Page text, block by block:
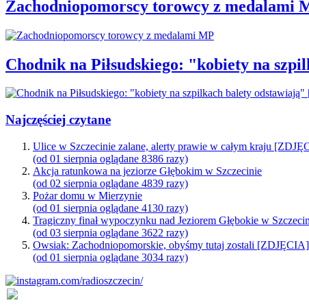
Zachodniopomorscy torowcy z medalami
Chodnik na Piłsudskiego: "kobiety na
Najczęściej czytane
Ulice w Szczecinie zalane, alerty prawie w całym kraju
(od 01 sierpnia oglądane 8386 razy)
Akcja ratunkowa na jeziorze Głębokim w Szczecinie
(od 02 sierpnia oglądane 4839 razy)
Pożar domu w Mierzynie
(od 01 sierpnia oglądane 4130 razy)
Tragiczny finał wypoczynku nad Jeziorem Głębokie w
(od 03 sierpnia oglądane 3622 razy)
Owsiak: Zachodniopomorskie, obyśmy tutaj zostali [ZDJĘCIA]
(od 01 sierpnia oglądane 3034 razy)